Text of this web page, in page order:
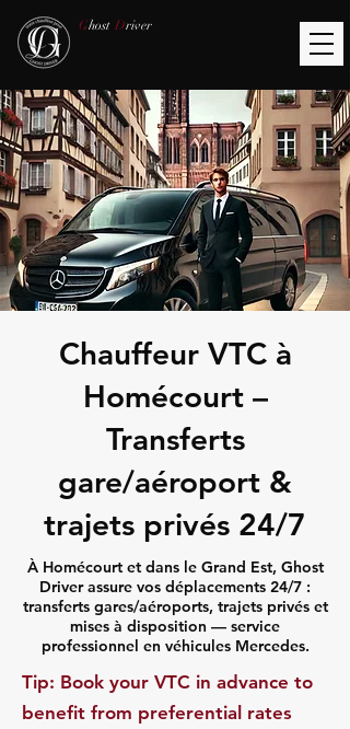
Ghost Driver
Chauffeur VTC à
Homécourt –
Transferts
gare/aéroport &
trajets privés 24/7
À Homécourt et dans le Grand Est, Ghost
Driver assure vos déplacements 24/7 :
transferts gares/aéroports, trajets privés et
mises à disposition — service
professionnel en véhicules Mercedes.
​Tip: Book your VTC in advance to
benefit from preferential rates